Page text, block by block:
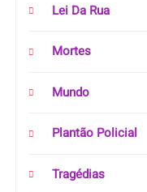
Lei Da Rua
Mortes
Mundo
Plantão Policial
Tragédias